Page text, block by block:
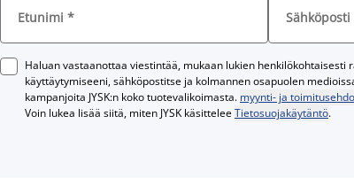
Etunimi * Sähköposti
Haluan vastaanottaa viestintää, mukaan lukien
käyttäytymiseeni, sähköpostitse ja kolmannen osapuolen
kampanjoita JYSK:n koko tuotevalikoimasta. myynti- ja
Voin lukea lisää siitä, miten JYSK käsitteleeTietosuojakäytäntö.